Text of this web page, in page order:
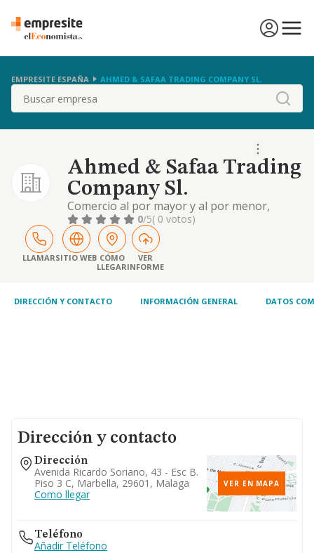
EMPRESITE ESPAÑA AHMED & SAFAA TRADING COMPANY SL.
Buscar
Ahmed & Safaa Trading
Company Sl.
Comercio al por mayor y al por menor,
importación, exportación de muebles,
aparatos electrodomésticos, de iluminación
y otros artículos y productos de uso
doméstico e industrial así como las
actividades propias de representación y
comercio al por mayor de
0/5( 0 votos)
LLAMARSITIO WEB CÓMO
LLEGAR
VER
INFORME
DIRECCIÓN Y CONTACTO INFORMACIÓN GENERAL DATOS
Dirección y contacto
Dirección
Avenida Ricardo Soriano, 43 - Esc B.
Piso 3 C, Marbella, 29601, Malaga
Como llegar
VER EN MAPA
Teléfono
Añadir Teléfono